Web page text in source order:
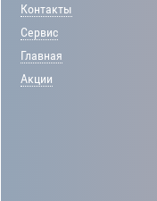
Контакты
Сервис
Главная
Акции